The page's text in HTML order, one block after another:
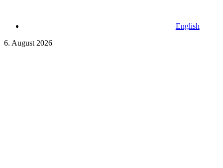
English
6. August 2026